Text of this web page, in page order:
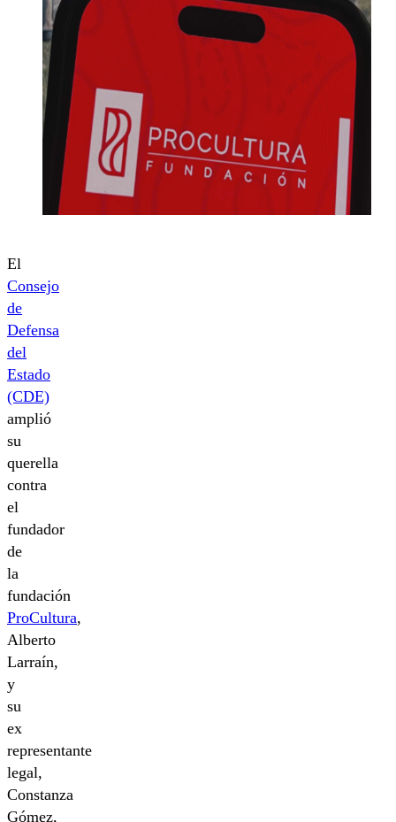
El
Consejo
de
Defensa
del
Estado
(CDE)
amplió
su
querella
contra
el
fundador
de
la
fundación
ProCultura,
Alberto
Larraín,
y
su
ex
representante
legal,
Constanza
Gómez,